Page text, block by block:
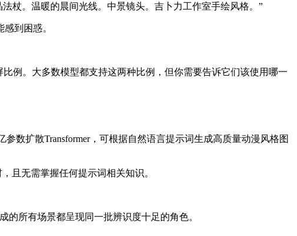
杖。温暖的晨间光线。中景镜头。吉卜力工作室手绘风格。”
到困惑。
例。大多数模型都支持这两种比例，但你需要告诉它们该使用哪一
数扩散Transformer，可根据自然语言提示词生成高质量动漫风格图
且无需掌握任何提示词相关知识。
所有场景都呈现同一批辨识度十足的角色。